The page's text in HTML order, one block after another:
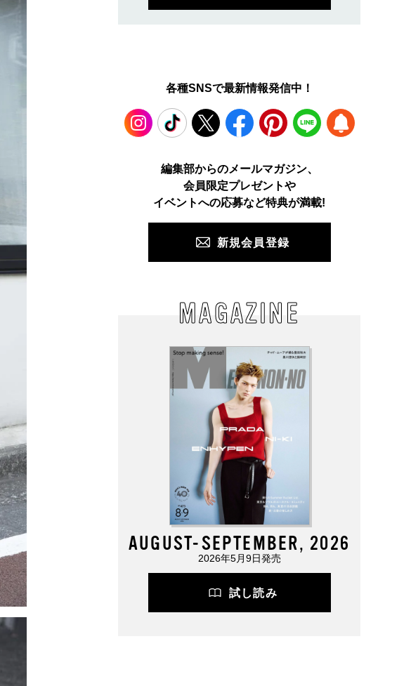
各種SNSで最新情報発信中！
TikTok Facebook Pinterest LINE
編集部からのメールマガジン、
会員限定プレゼントや
イベントへの応募など特典が満載!
新規会員登録
MAGAZINE
AUGUST-SEPTEMBER, 2026
2026年5月9日発売
試し読み